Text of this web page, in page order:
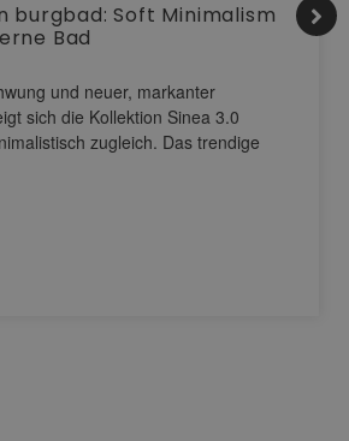
burgbad: Soft Minimalism
Bad
und neuer, markanter
sich die Kollektion Sinea 3.0
zugleich. Das trendige